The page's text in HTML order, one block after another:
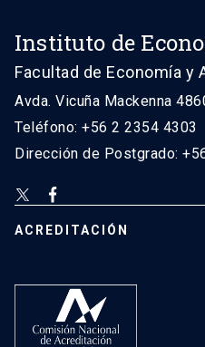
Instituto de
Facultad de Economía y
Avda. Vicuña Mackenna
Teléfono: +56 2 2354 4303
Dirección de Postgrado:
ACREDITACIÓN